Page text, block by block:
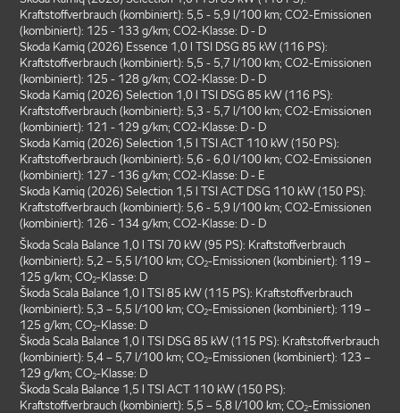
Kraftstoffverbrauch (kombiniert): 5,5 - 5,9 l/100 km; CO2-Emissionen
(kombiniert): 125 - 133 g/km; CO2-Klasse: D - D
Skoda Kamiq (2026) Essence 1,0 l TSI DSG 85 kW (116 PS):
Kraftstoffverbrauch (kombiniert): 5,5 - 5,7 l/100 km; CO2-Emissionen
(kombiniert): 125 - 128 g/km; CO2-Klasse: D - D
Skoda Kamiq (2026) Selection 1,0 l TSI DSG 85 kW (116 PS):
Kraftstoffverbrauch (kombiniert): 5,3 - 5,7 l/100 km; CO2-Emissionen
(kombiniert): 121 - 129 g/km; CO2-Klasse: D - D
Skoda Kamiq (2026) Selection 1,5 l TSI ACT 110 kW (150 PS):
Kraftstoffverbrauch (kombiniert): 5,6 - 6,0 l/100 km; CO2-Emissionen
(kombiniert): 127 - 136 g/km; CO2-Klasse: D - E
Skoda Kamiq (2026) Selection 1,5 l TSI ACT DSG 110 kW (150 PS):
Kraftstoffverbrauch (kombiniert): 5,6 - 5,9 l/100 km; CO2-Emissionen
(kombiniert): 126 - 134 g/km; CO2-Klasse: D - D
Škoda Scala Balance 1,0 l TSI 70 kW (95 PS): Kraftstoffverbrauch
(kombiniert): 5,2 – 5,5 l/100 km; CO2-Emissionen (kombiniert): 119 –
125 g/km; CO2-Klasse: D
Škoda Scala Balance 1,0 l TSI 85 kW (115 PS): Kraftstoffverbrauch
(kombiniert): 5,3 – 5,5 l/100 km; CO2-Emissionen (kombiniert): 119 –
125 g/km; CO2-Klasse: D
Škoda Scala Balance 1,0 l TSI DSG 85 kW (115 PS): Kraftstoffverbrauch
(kombiniert): 5,4 – 5,7 l/100 km; CO2-Emissionen (kombiniert): 123 –
129 g/km; CO2-Klasse: D
Škoda Scala Balance 1,5 l TSI ACT 110 kW (150 PS):
Kraftstoffverbrauch (kombiniert): 5,5 – 5,8 l/100 km; CO2-Emissionen